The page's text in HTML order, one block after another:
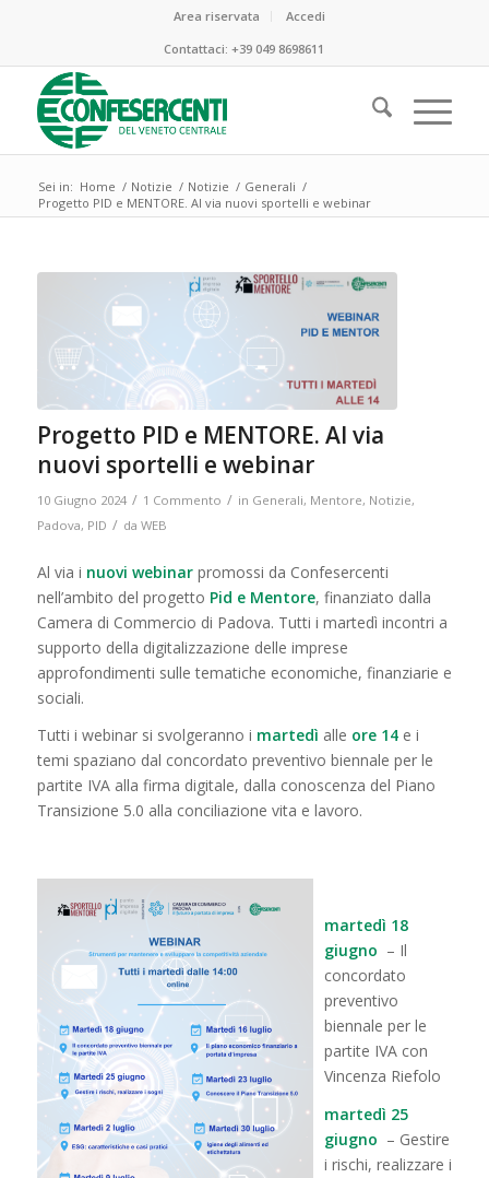
Area riservata
Accedi
Contattaci:+39 049 8698611
Sei in: Home / Notizie / Notizie / Generali /
Progetto PID e MENTORE. Al via nuovi sportelli e webinar
Progetto PID e MENTORE. Al via
nuovi sportelli e webinar
10 Giugno 2024 / 1 Commento / in Generali, Mentore, Notizie,
Padova, PID / da WEB
Al via i nuovi webinarpromossi da Confesercenti
nell’ambito del progetto Pid e Mentore, finanziato dalla
Camera di Commercio di Padova. Tutti i martedì incontri a
supporto della digitalizzazione delle imprese
approfondimenti sulle tematiche economiche, finanziarie e
sociali.
Tutti i webinar si svolgeranno i martedì alle ore 14 e i
temi spaziano dal concordato preventivo biennale per le
partite IVA alla firma digitale, dalla conoscenza del Piano
Transizione 5.0 alla conciliazione vita e lavoro.
martedì 18
giugno – Il
concordato
preventivo
biennale per le
partite IVA con
Vincenza Riefolo
martedì 25
giugno – Gestire
i rischi, realizzare i